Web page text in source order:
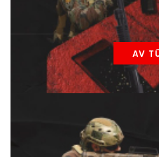
AV